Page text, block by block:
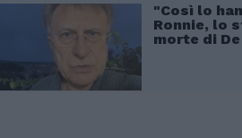
"Così lo
Ronnie, lo
morte di